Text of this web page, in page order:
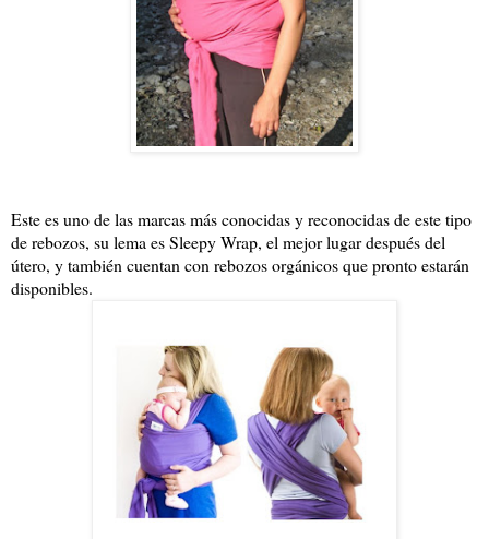
Este es uno de las marcas más conocidas y reconocidas de este tipo
de rebozos, su lema es Sleepy Wrap, el mejor lugar después del
útero, y también cuentan con rebozos orgánicos que pronto estarán
disponibles.